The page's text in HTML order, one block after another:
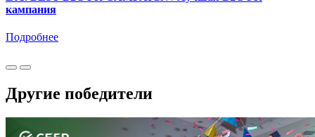
кампания
Подробнее
Другие победители